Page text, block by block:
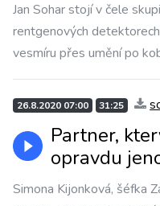
Jan Sohar stojí v čele
rentgenových
vesmíru přes umění po
26.8.2020 07:00 31:25
Partner,
opravdu
Simona Kijonková, šéfka